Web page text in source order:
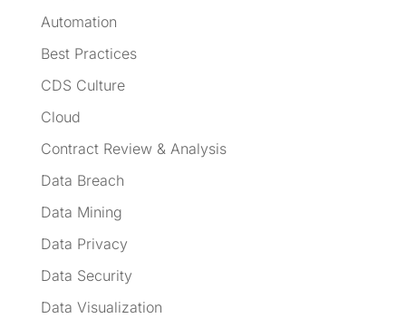
Automation
Best Practices
CDS Culture
Cloud
Contract Review & Analysis
Data Breach
Data Mining
Data Privacy
Data Security
Data Visualization